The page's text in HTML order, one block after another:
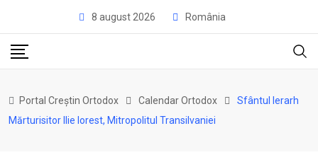
content
8 august 2026 România
Portal Creștin Ortodox Calendar Ortodox
Sfântul Ierarh
Mărturisitor Ilie Iorest, Mitropolitul Transilvaniei